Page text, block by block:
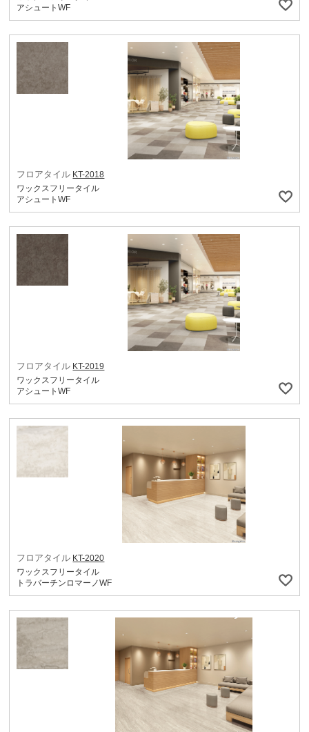
アシュートWF
フロアタイル KT-2018
ワックスフリータイル
アシュートWF
フロアタイル KT-2019
ワックスフリータイル
アシュートWF
フロアタイル KT-2020
ワックスフリータイル
トラバーチンロマーノWF